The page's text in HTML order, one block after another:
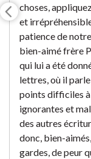
choses,
et
patience de
bien-aimé frère
qui lui a été
lettres, où il parle
points difficiles à
ignorantes et
des autres
donc, bien-
gardes, de peur